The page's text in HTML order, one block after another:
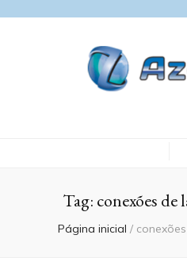
Tag: conexões de
Página inicial /